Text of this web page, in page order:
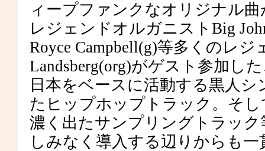
ィープファンクなオリジナル曲
レジェンドオルガニストBig
Royce Campbell(g)等多くのレ
Landsberg(org)がゲスト参加し
日本をベースに活動する黒人シ
たヒップホップトラック。そ
濃く出たサンプリングトラック
しみなく導入する辺りからも